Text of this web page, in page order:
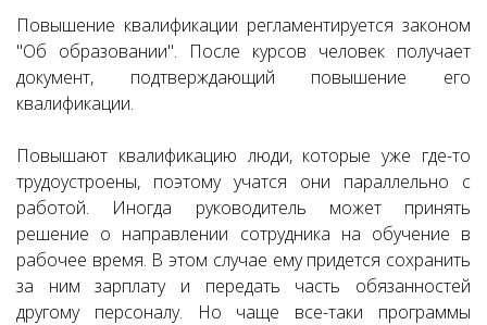
Повышение квалификации регламентируется законом
"Об образовании". После курсов человек получает
документ, подтверждающий повышение его
квалификации.
Повышают квалификацию люди, которые уже где-то
трудоустроены, поэтому учатся они параллельно с
работой. Иногда руководитель может принять
решение о направлении сотрудника на обучение в
рабочее время. В этом случае ему придется сохранить
за ним зарплату и передать часть обязанностей
другому персоналу. Но чаще все-таки программы